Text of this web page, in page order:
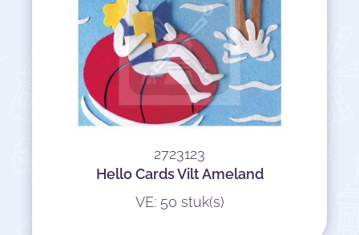
2723123
Hello Cards Vilt Ameland
VE: 50 stuk(s)